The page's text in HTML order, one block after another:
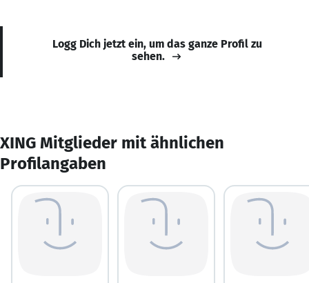
Logg Dich jetzt ein, um das ganze Profil zu
sehen.
XING Mitglieder mit ähnlichen
Profilangaben